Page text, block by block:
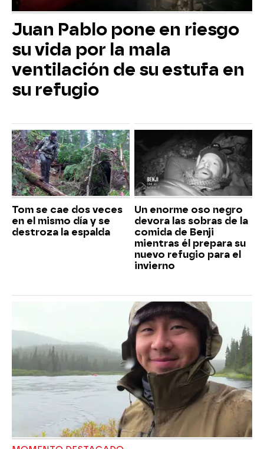
Juan Pablo pone en riesgo
su vida por la mala
ventilación de su estufa en
su refugio
Tom se cae dos veces
en el mismo día y se
destroza la espalda
Un enorme oso negro
devora las sobras de la
comida de Benji
mientras él prepara su
nuevo refugio para el
invierno